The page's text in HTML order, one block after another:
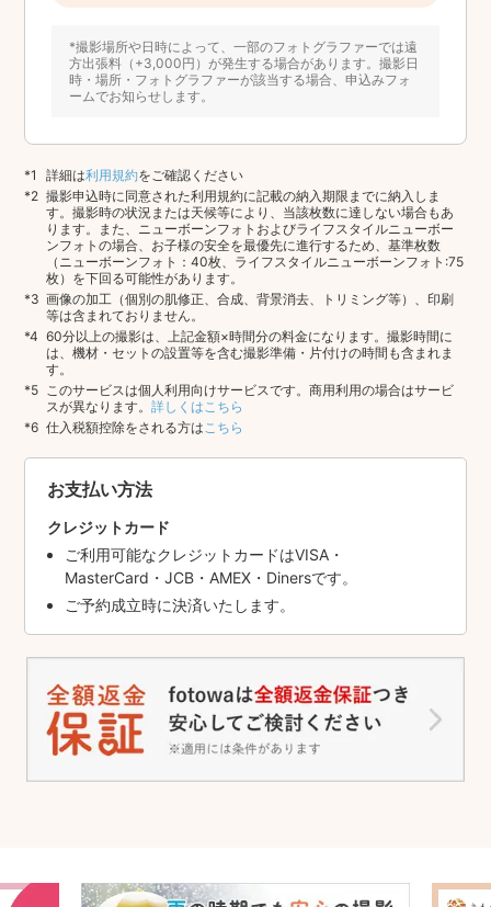
*撮影場所や日時によって、一部のフォトグラファーでは遠
方出張料（+3,000円）が発生する場合があります。撮影日
時・場所・フォトグラファーが該当する場合、申込みフォ
ームでお知らせします。
詳細は利用規約をご確認ください
撮影申込時に同意された利用規約に記載の納入期限までに納入しま
す。撮影時の状況または天候等により、当該枚数に達しない場合もあ
ります。また、ニューボーンフォトおよびライフスタイルニューボー
ンフォトの場合、お子様の安全を最優先に進行するため、基準枚数
（ニューボーンフォト：40枚、ライフスタイルニューボーンフォト:75
枚）を下回る可能性があります。
画像の加工（個別の肌修正、合成、背景消去、トリミング等）、印刷
等は含まれておりません。
60分以上の撮影は、上記金額×時間分の料金になります。撮影時間に
は、機材・セットの設置等を含む撮影準備・片付けの時間も含まれま
す。
このサービスは個人利用向けサービスです。商用利用の場合はサービ
スが異なります。詳しくはこちら
仕入税額控除をされる方は こちら
お支払い方法
クレジットカード
ご利用可能なクレジットカードはVISA・
MasterCard・JCB・AMEX・Dinersです。
ご予約成立時に決済いたします。